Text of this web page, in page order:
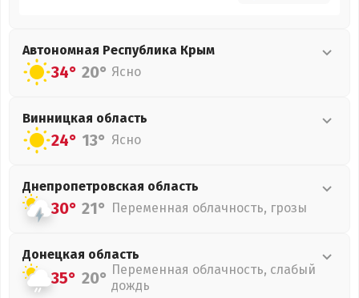
Автономная Республика Крым
34° 20° Ясно
Винницкая область
24° 13° Ясно
Днепропетровская область
30° 21° Переменная облачность, грозы
Донецкая область
35° 20° Переменная облачность, слабый
дождь